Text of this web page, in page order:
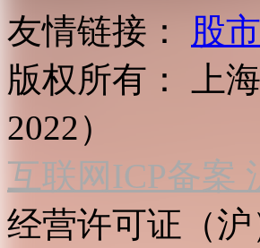
友情链接：
股
版权所有：
上
2022）
互联网ICP备案
经营许可证（